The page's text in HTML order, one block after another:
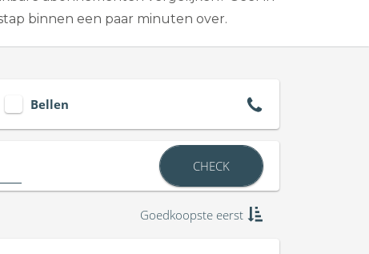
binnen een paar minuten over.
Bellen
CHECK
Goedkoopste eerst